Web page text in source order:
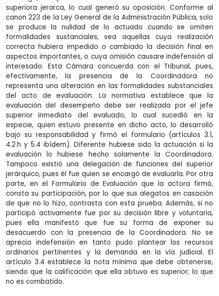
superiora jerarca, lo cual generó su oposición. Conforme al
canon 223 de la Ley General de la Administración Pública, solo
se produce la nulidad de lo actuado cuando se omiten
formalidades sustanciales, sea aquellas cuya realización
correcta hubiera impedido o cambiado la decisión final en
aspectos importantes, o cuya omisión causare indefensión al
interesado. Esta Cámara concuerda con el Tribunal, pues,
efectivamente, la presencia de la Coordinadora no
representa una alteración en las formalidades substanciales
del acto de evaluación. La normativa establece que la
evaluación del desempeño debe ser realizada por el jefe
superior inmediato del evaluado, lo cual sucedió en la
especie, quien estuvo presente en dicho acto, lo desarrolló
bajo su responsabilidad y firmó el formulario (artículos 3.1,
4.2.h y 5.4 ibídem). Diferente hubiese sido la actuación si la
evaluación lo hubiese hecho solamente la Coordinadora.
Tampoco existió una delegación de funciones del superior
jerárquico, pues él fue quien se encargó de evaluarla. Por otra
parte, en el Formulario de Evaluación que la actora firmó,
consta su participación, por lo que sus alegatos en casación
de que no lo hizo, contrasta con esta prueba. Además, si no
participó activamente fue por su decisión libre y voluntaria,
pues ella manifestó que fue su forma de exponer su
desacuerdo con la presencia de la Coordinadora. No se
aprecia indefensión en tanto pudo plantear los recursos
ordinarios pertinentes y la demanda en la vía judicial. El
artículo 3.4 establece la nota mínima que debe obtenerse,
siendo que la calificación que ella obtuvo es superior; lo que
no es combatido.